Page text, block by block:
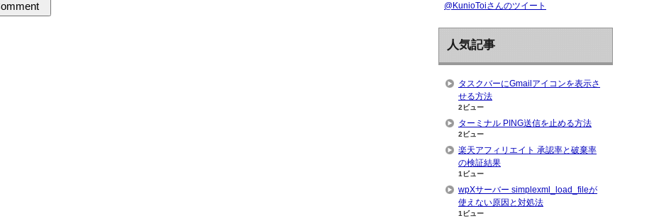
@KunioToiさんのツイート
人気記事
タスクバーにGmailアイコンを表示さ
せる方法
2ビュー
ターミナル PING送信を止める方法
2ビュー
楽天アフィリエイト 承認率と破棄率
の検証結果
1ビュー
wpXサーバー simplexml_load_fileが
使えない原因と対処法
1ビュー